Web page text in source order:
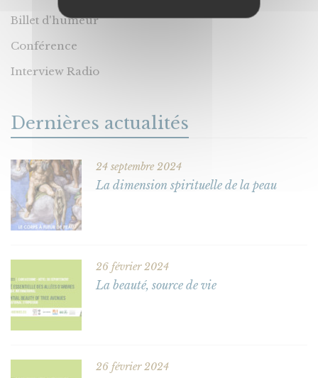
Billet d'humeur
Conférence
Interview Radio
Dernières actualités
24 septembre 2024
La dimension spirituelle de la peau
26 février 2024
La beauté, source de vie
26 février 2024